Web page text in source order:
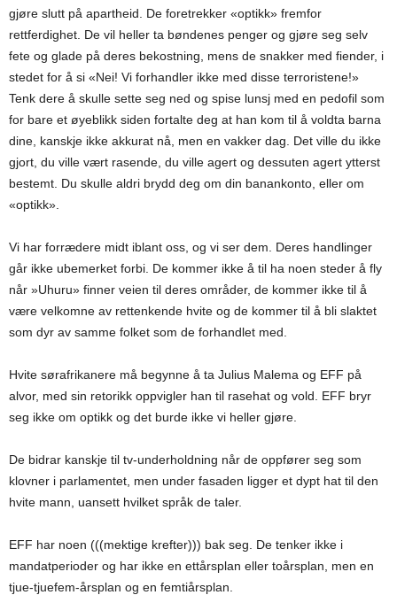
gjøre slutt på apartheid. De foretrekker «optikk» fremfor
rettferdighet. De vil heller ta bøndenes penger og gjøre seg selv
fete og glade på deres bekostning, mens de snakker med fiender, i
stedet for å si «Nei! Vi forhandler ikke med disse terroristene!»
Tenk dere å skulle sette seg ned og spise lunsj med en pedofil som
for bare et øyeblikk siden fortalte deg at han kom til å voldta barna
dine, kanskje ikke akkurat nå, men en vakker dag. Det ville du ikke
gjort, du ville vært rasende, du ville agert og dessuten agert ytterst
bestemt. Du skulle aldri brydd deg om din banankonto, eller om
«optikk».
Vi har forrædere midt iblant oss, og vi ser dem. Deres handlinger
går ikke ubemerket forbi. De kommer ikke å til ha noen steder å fly
når »Uhuru» finner veien til deres områder, de kommer ikke til å
være velkomne av rettenkende hvite og de kommer til å bli slaktet
som dyr av samme folket som de forhandlet med.
Hvite sørafrikanere må begynne å ta Julius Malema og EFF på
alvor, med sin retorikk oppvigler han til rasehat og vold. EFF bryr
seg ikke om optikk og det burde ikke vi heller gjøre.
De bidrar kanskje til tv-underholdning når de oppfører seg som
klovner i parlamentet, men under fasaden ligger et dypt hat til den
hvite mann, uansett hvilket språk de taler.
EFF har noen (((mektige krefter))) bak seg. De tenker ikke i
mandatperioder og har ikke en ettårsplan eller toårsplan, men en
tjue-tjuefem-årsplan og en femtiårsplan.